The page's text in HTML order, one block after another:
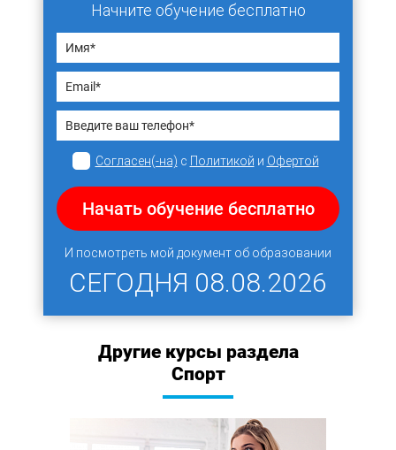
Начните обучение бесплатно
Согласен(-на) с Политикой и Офертой
Начать обучение бесплатно
И посмотреть мой документ об образовании
СЕГОДНЯ 08.08.2026
Другие курсы раздела
Спорт